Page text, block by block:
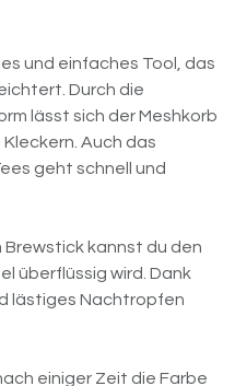
und einfaches Tool, das
Durch die
lässt sich der Meshkorb
Auch das
geht schnell und
Brewstick kannst du den
überflüssig wird. Dank
lästiges Nachtropfen
einiger Zeit die Farbe